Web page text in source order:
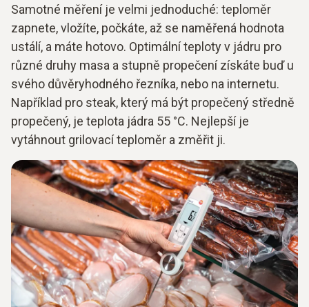
Samotné měření je velmi jednoduché: teploměr
zapnete, vložíte, počkáte, až se naměřená hodnota
ustálí, a máte hotovo. Optimální teploty v jádru pro
různé druhy masa a stupně propečení získáte buď u
svého důvěryhodného řezníka, nebo na internetu.
Například pro steak, který má být propečený středně
propečený, je teplota jádra 55 °C. Nejlepší je
vytáhnout grilovací teploměr a změřit ji.